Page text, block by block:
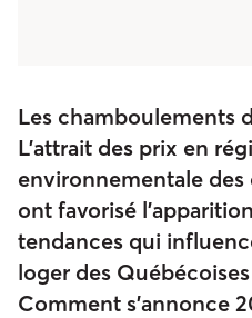
Les chamboulements
L’attrait des prix en
environnementale
ont favorisé
tendances qui
loger des
Comment s’annonce